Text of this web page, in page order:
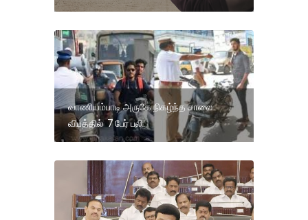
வாணியம்பாடி அருகே நிகழ்ந்த சாலை
விபத்தில் 7 பேர் பலி.